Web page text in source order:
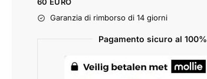
Garanzia di rimborso di 14 giorni
Pagamento sicuro al 100%